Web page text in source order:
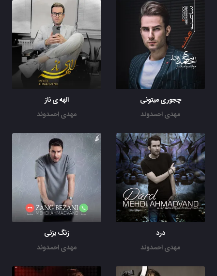
چجوری میتونی
مهدی احمدوند
الهه ی ناز
مهدی احمدوند
درد
مهدی احمدوند
زنگ بزنی
مهدی احمدوند